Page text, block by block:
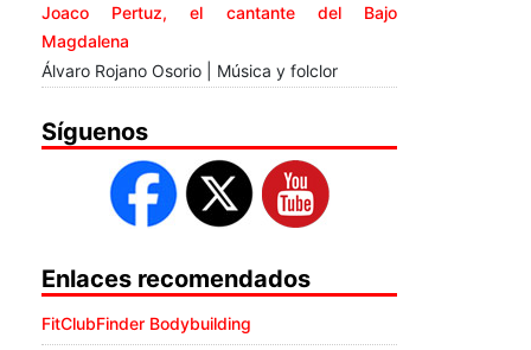
Joaco Pertuz, el cantante del Bajo
Magdalena
Álvaro Rojano Osorio | Música y folclor
Síguenos
Enlaces recomendados
FitClubFinder Bodybuilding